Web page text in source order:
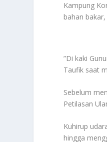
Kampung
bahan
”Di kaki
Taufik saat
Sebelum
Petilasan
Kuhirup
hingga